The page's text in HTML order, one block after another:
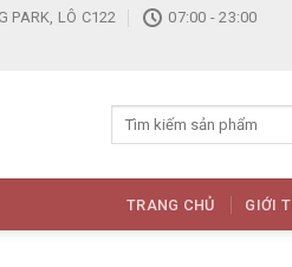
PARK, LÔ C122
07:00 - 23:00
TRANG CHỦ GIỚI